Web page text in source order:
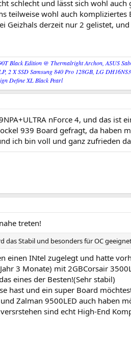
schlecht und lässt sich wohl
teilweise wohl auch kompliziertes
Geizhals derzeit nur 2 gelistet,
Black Edition @ Thermalright Archon, ASUS
2 X SSD Samsung 840 Pro 128GB, LG
Define XL Black Pearl
nForce 4, und das ist
939 Board gefragt, da haben
ich bin voll und ganz zufrieden
treten!
das Stabil und besonders für OC
einen INtel zugelegt und hatte
3 Monate) mit 2GBCorsair
eines der Besten!(Sehr stabil)
hast und ein super Board
Zalman 9500LED auch haben
sind echt High-End